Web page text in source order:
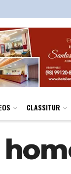
CLASSITUR